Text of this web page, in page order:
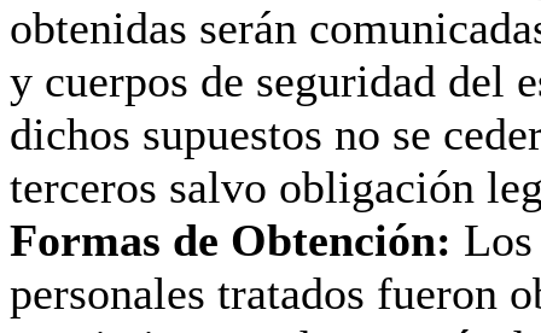
obtenidas serán
y cuerpos de seguridad del
dichos supuestos no se
terceros salvo obligación
Formas de Obtención:
personales tratados fueron